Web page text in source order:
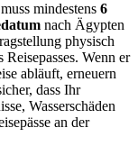
mindestens 6
nach Ägypten
physisch
Wenn er
abläuft, erneuern
dass Ihr
Wasserschäden
an der